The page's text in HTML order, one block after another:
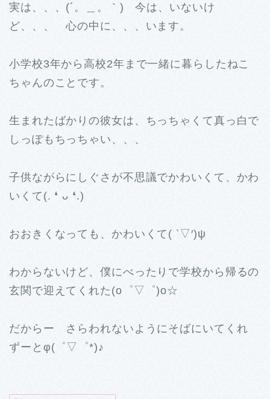
実は、、、(´。＿。｀) 今は、いないけ
ど、、、 心の中に、、、います。
小学校3年から高校2年まで一緒に暮らしたねこ
ちゃんのことです。
生まれたばかりの彼女は、ちっちゃくて真っ白で
しっぽもちっちゃい、、、
子供ながらにしぐさが不思議でかわいくて、かわ
いくて(. ❛ ᴗ ❛.)
おおきくなっても、かわいくて( ‵▽′)ψ
わからないけど、僕にべったりで学校から帰るの
玄関で迎えてくれた(o゜▽゜)o☆
だからー さらわれないようにそばにいてくれ
ずーとφ(゜▽゜*)♪